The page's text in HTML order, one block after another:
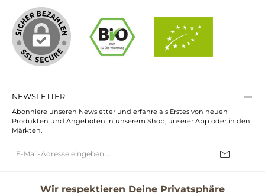
NEWSLETTER
Abonniere unseren Newsletter und erfahre als Erstes von neuen
Produkten und Angeboten in unserem Shop, unserer App oder in den
Märkten.
Mail-
Wir respektieren Deine Privatsphäre